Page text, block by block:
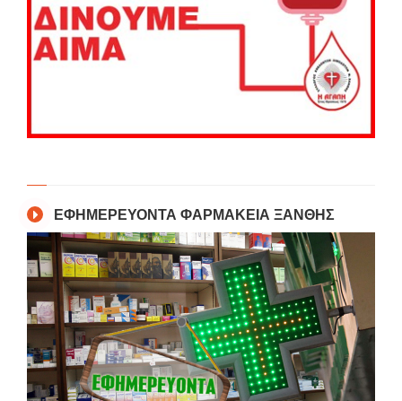
ΕΦΗΜΕΡΕΥΟΝΤΑ ΦΑΡΜΑΚΕΙΑ ΞΑΝΘΗΣ